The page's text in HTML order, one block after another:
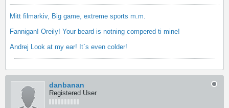
Mitt filmarkiv, Big game, extreme sports m.m.
Fannigan! Oreily! Your beard is notning compered ti mine!
Andrej Look at my ear! It`s even colder!
danbanan
Registered User